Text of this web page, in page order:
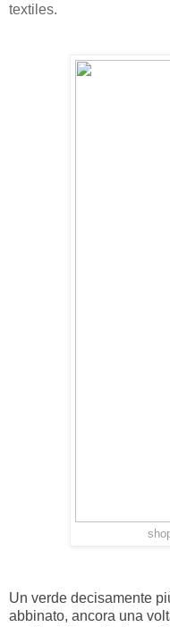
textiles.
Un verde decisamente
abbinato, ancora una